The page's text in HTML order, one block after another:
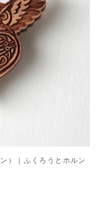
）｜ふくろうとホルン